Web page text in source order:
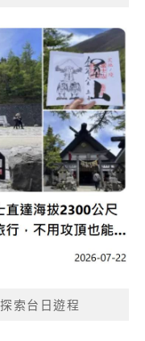
索台日遊程